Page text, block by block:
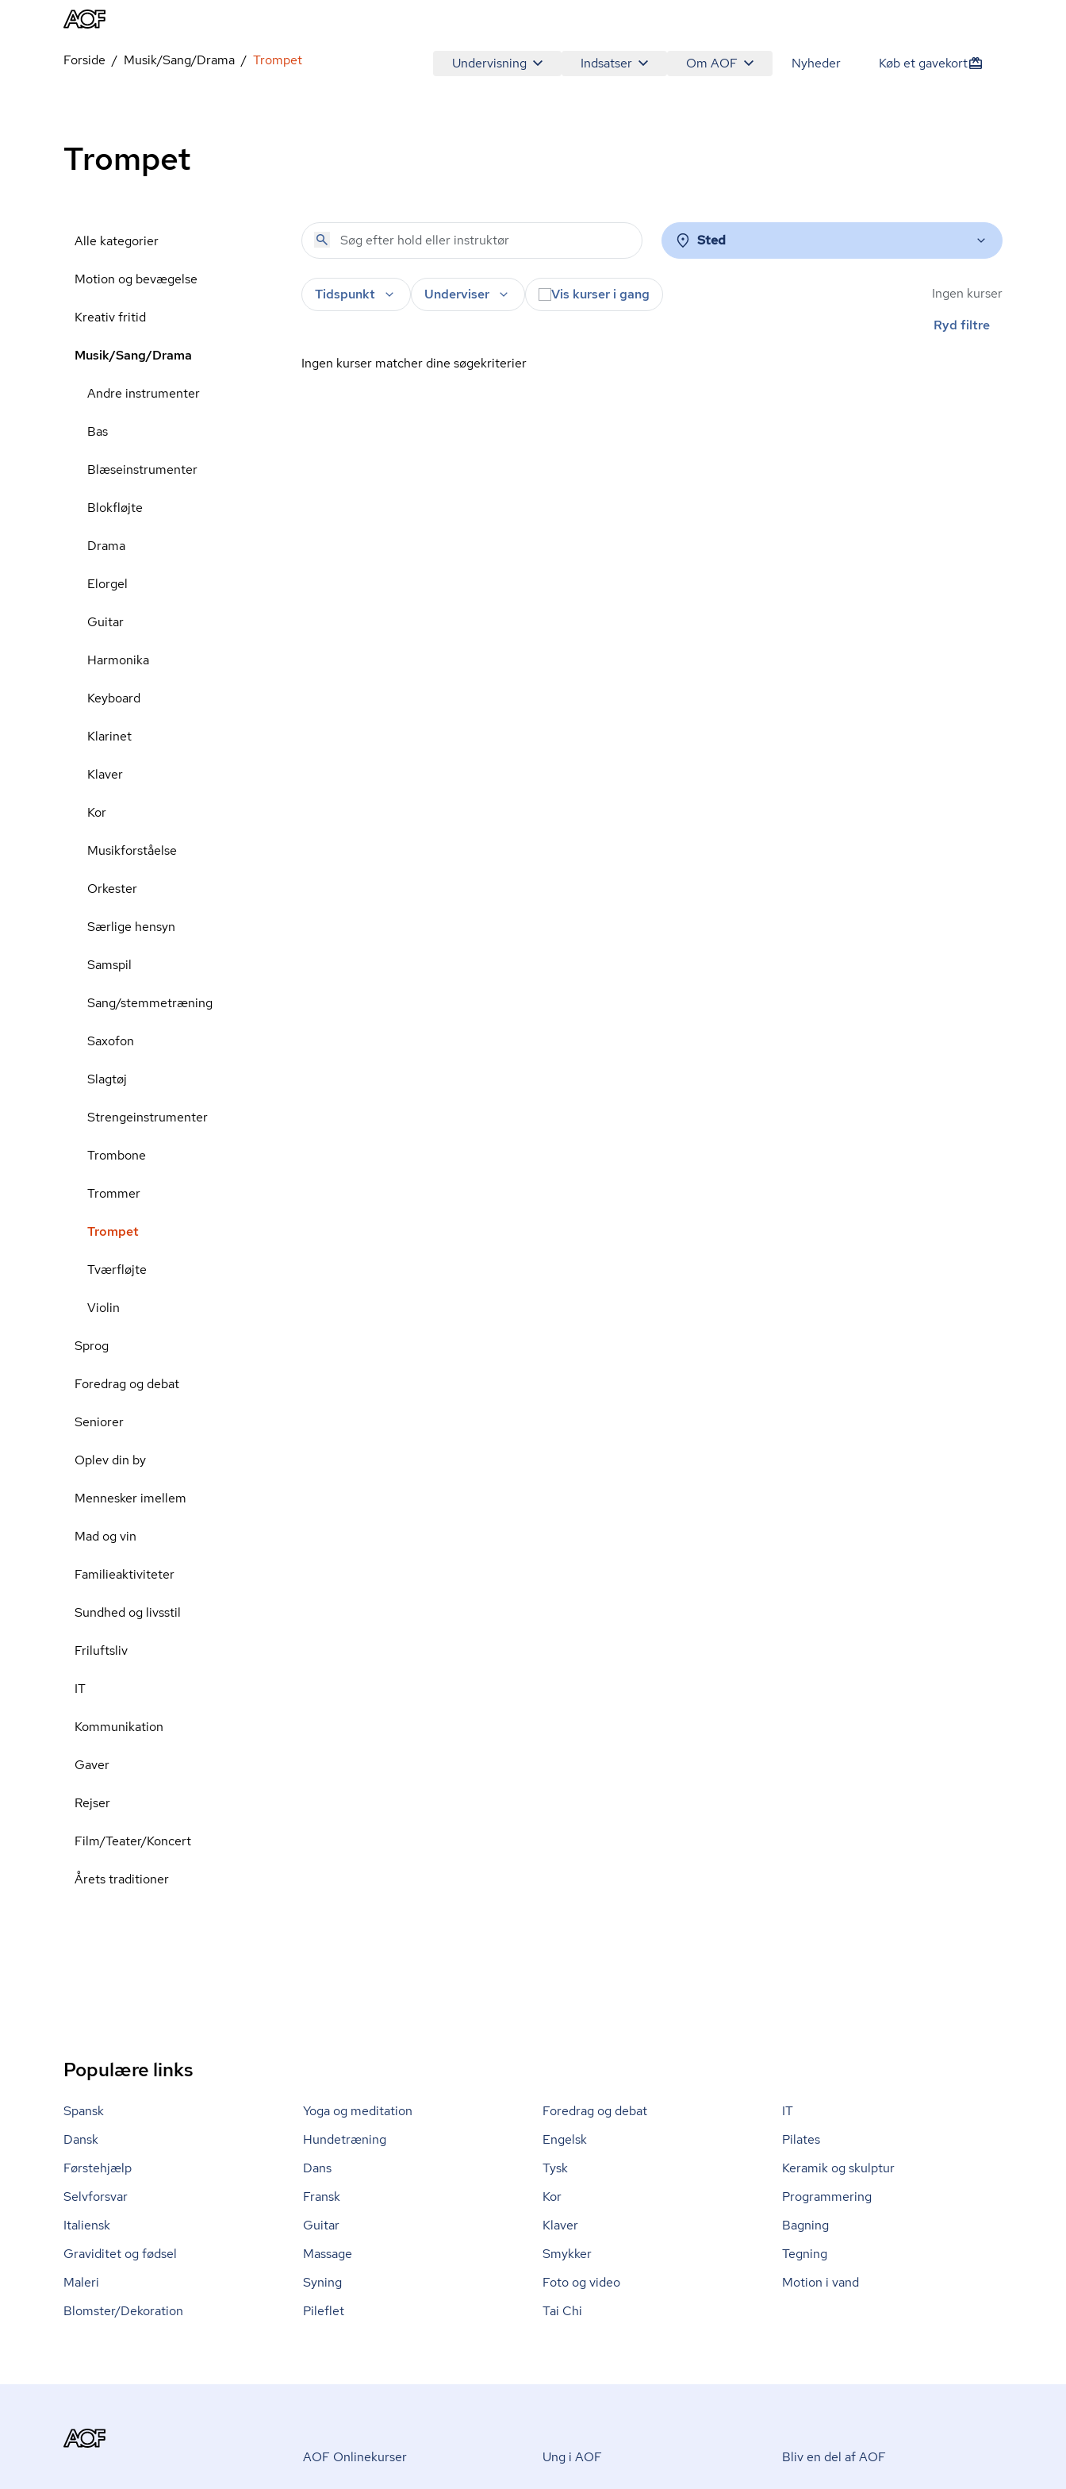
Undervisning Indsatser Om AOF Nyheder Køb et gavekort
Forside Musik/Sang/Drama Trompet
Trompet
Alle kategorier
Motion og bevægelse
Kreativ fritid
Musik/Sang/Drama
Andre instrumenter
Bas
Blæseinstrumenter
Blokfløjte
Drama
Elorgel
Guitar
Harmonika
Keyboard
Klarinet
Klaver
Kor
Musikforståelse
Orkester
Særlige hensyn
Samspil
Sang/stemmetræning
Saxofon
Slagtøj
Strengeinstrumenter
Trombone
Trommer
Trompet
Tværfløjte
Violin
Sprog
Foredrag og debat
Seniorer
Oplev din by
Mennesker imellem
Mad og vin
Familieaktiviteter
Sundhed og livsstil
Friluftsliv
IT
Kommunikation
Gaver
Rejser
Film/Teater/Koncert
Årets traditioner
Sted
Tidspunkt Underviser Vis kurser i gang
Ingen kurser
Ryd filtre
Ingen kurser matcher dine søgekriterier
Populære links
Spansk Yoga og meditation Foredrag og debat
IT
Dansk
Hundetræning Engelsk
Pilates
Førstehjælp
Dans Tysk
Keramik og skulptur
Selvforsvar
Fransk Kor
Programmering
Italiensk
Guitar Klaver
Bagning
Graviditet og fødsel
Massage Smykker
Tegning
Maleri
Syning Foto og video
Motion i vand
Blomster/Dekoration
Pileflet Tai Chi
AOF Onlinekurser Ung i AOF Bliv en del af AOF